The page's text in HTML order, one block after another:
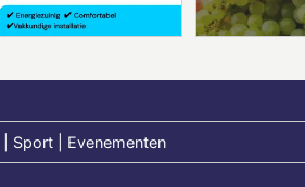
Sport | Evenementen